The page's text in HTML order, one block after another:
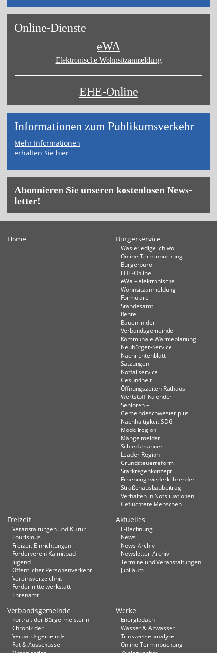
On­line-Diens­te
eWA
Elektronische Wohnsitz­anmeldung
EHE-Online
Informa­tionen zum Publikums­­verkehr
Mehr Informationen
erhalten Sie hier.
Abon­nie­ren Sie un­se­ren kos­ten­lo­sen News­
let­ter!
Home Bürgerservice
Was erledige ich wo
Online-Terminbuchung
Bürgerbüro
EHE-Online
eWa – elektronische
Wohnsitzanmeldung
Formulare
Standesamt
Rente
Bauen in der
Verbandsgemeinde
Kommunale Wärmeplanung
Neubürger-Service
Nachrichtenblatt
Satzungen
Notfallservice
Gesundheit
Öffnungszeiten Rathaus
Wertstoff-Kalender
Senioren –
Gemeindeschwester plus
Nachhaltigkeit SDG
Modellregion
Mängelmelder
Schiedsmänner
Leader-Region
Grundsteuerreform
Starkregenkonzept
Erhebung wiederkehrender
Straßenausbaubeitrag
Verhalten in Not­situationen
Geflüchtete Menschen
Freizeit
Veranstaltungen und Kultur
Tourismus
Freizeit-Einrichtungen
Förderverein Kalmitbad
Jugend
Öffentlicher Personenverkehr
Vereinsverzeichnis
Fördermittelwerkstatt
Ehrenamt
Aktuelles
E-Rechnung
News
News-Archiv
Newsletter-Archiv
Termine und Veranstaltungen
Jubiläum
Verbandsgemeinde
Portrait der Bürgermeisterin
Chronik der
Verbandsgemeinde
Rat & Ausschüsse
Werke
Energiedach
Wasser & Abwasser
Trinkwasseranalyse
Online-Terminbuchung